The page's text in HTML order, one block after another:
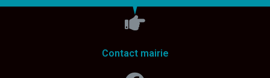
Contact mairie